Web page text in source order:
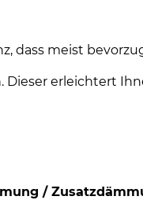
dass meist
erleichtert
/